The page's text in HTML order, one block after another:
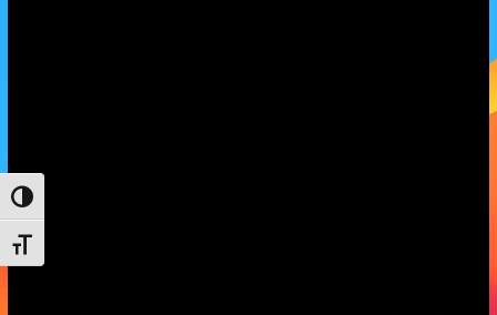
Passer en contraste élevé
Changer la taille de la police